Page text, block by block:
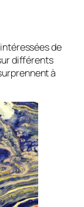
de
différents
à